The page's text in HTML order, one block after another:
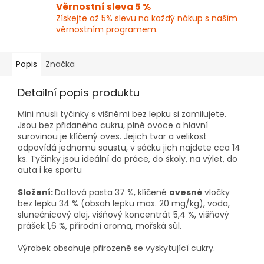
Věrnostní sleva 5 %
Získejte až 5% slevu na každý nákup s naším
věrnostním programem.
Popis Značka
Detailní popis produktu
Mini müsli tyčinky s višněmi bez lepku si zamilujete.
Jsou bez přidaného cukru, plné ovoce a hlavní
surovinou je klíčený oves. Jejich tvar a velikost
odpovídá jednomu soustu, v sáčku jich najdete cca 14
ks. Tyčinky jsou ideální do práce, do školy, na výlet, do
auta i ke sportu
Složení:Datlová pasta 37 %, klíčené ovesné vločky
bez lepku 34 % (obsah lepku max. 20 mg/kg), voda,
slunečnicový olej, višňový koncentrát 5,4 %, višňový
prášek 1,6 %, přírodní aroma, mořská sůl.
Výrobek obsahuje přirozeně se vyskytující cukry.